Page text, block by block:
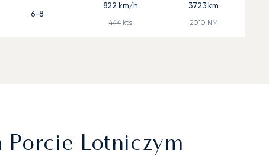
6-8
822 km/h
444 kts
3723 km
2010 NM
Lotniczym